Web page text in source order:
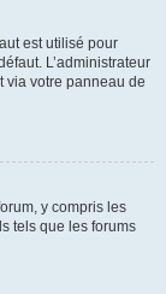
est utilisé pour
L’administrateur
via votre panneau de
y compris les
tels que les forums